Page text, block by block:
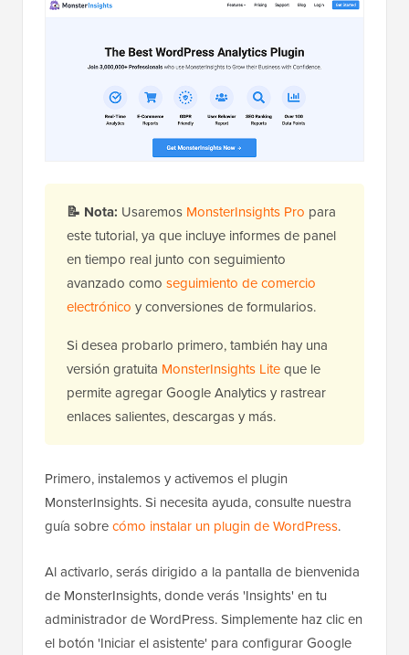
📝 Nota: Usaremos MonsterInsights Pro para
este tutorial, ya que incluye informes de panel
en tiempo real junto con seguimiento
avanzado como seguimiento de comercio
electrónico y conversiones de formularios.
Si desea probarlo primero, también hay una
versión gratuita MonsterInsights Liteque le
permite agregar Google Analytics y rastrear
enlaces salientes, descargas y más.
Primero, instalemos y activemos el plugin
MonsterInsights. Si necesita ayuda, consulte nuestra
guía sobrecómo instalar un plugin de WordPress.
Al activarlo, serás dirigido a la pantalla de bienvenida
de MonsterInsights, donde verás 'Insights' en tu
administrador de WordPress. Simplemente haz clic en
el botón 'Iniciar el asistente' para configurar Google